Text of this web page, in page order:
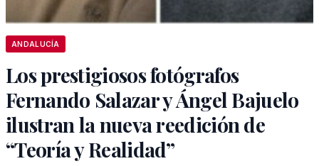
ANDALUCÍA
Los prestigiosos fotógrafos
Fernando Salazar y Ángel Bajuelo
ilustran la nueva reedición de
“Teoría y Realidad”